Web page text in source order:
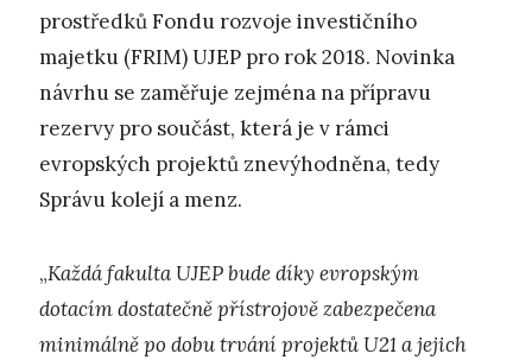
prostředků Fondu rozvoje investičního
majetku (FRIM) UJEP pro rok 2018. Novinka
návrhu se zaměřuje zejména na přípravu
rezervy pro součást, která je v rámci
evropských projektů znevýhodněna, tedy
Správu kolejí a menz.
„Každá fakulta UJEP bude díky evropským
dotacím dostatečně přístrojově zabezpečena
minimálně po dobu trvání projektů U21 a jejich